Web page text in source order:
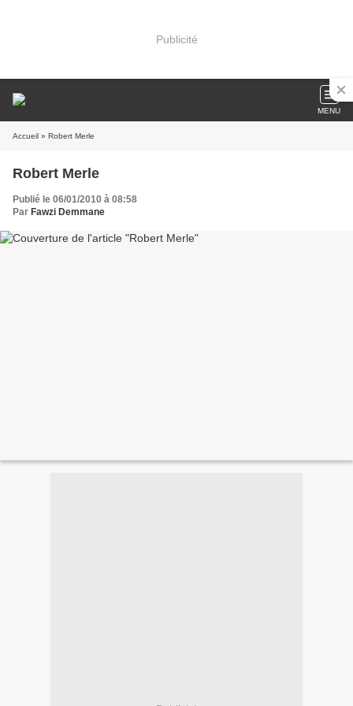
Publicité
MENU
Accueil » Robert Merle
Robert Merle
Publié le 06/01/2010 à 08:58
Par Fawzi Demmane